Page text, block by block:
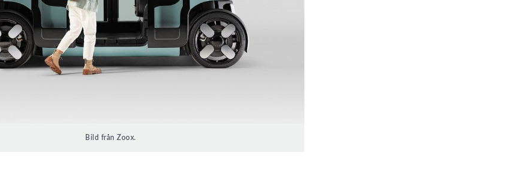
Bild från Zoox.